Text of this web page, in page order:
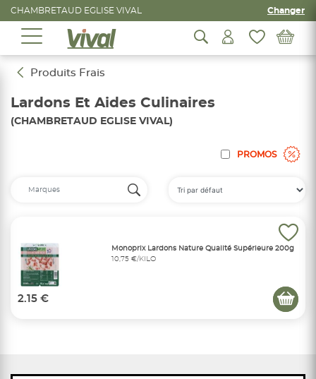
CHAMBRETAUD EGLISE VIVAL Changer
Produits Frais
Lardons Et Aides Culinaires
(CHAMBRETAUD EGLISE VIVAL)
PROMOS
Monoprix Lardons Nature Qualité Supérieure 200g
10,75 €/KILO
2.15 €